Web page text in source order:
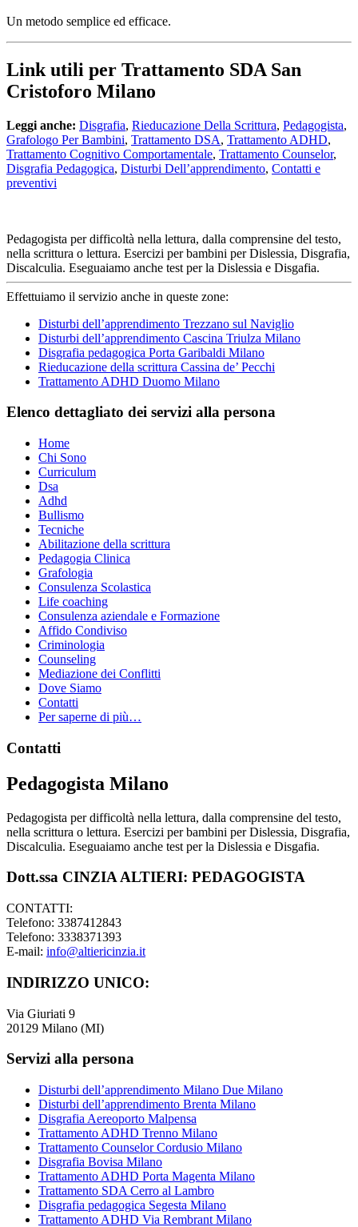
Un metodo semplice ed efficace.
Link utili per Trattamento SDA San
Cristoforo Milano
Leggi anche: Disgrafia, Rieducazione Della Scrittura, Pedagogista,
Grafologo Per Bambini, Trattamento DSA, Trattamento ADHD,
Trattamento Cognitivo Comportamentale, Trattamento Counselor,
Disgrafia Pedagogica, Disturbi Dell’apprendimento, Contatti e
preventivi
Pedagogista per difficoltà nella lettura, dalla comprensine del testo,
nella scrittura o lettura. Esercizi per bambini per Dislessia, Disgrafia,
Discalculia. Eseguaiamo anche test per la Dislessia e Disgafia.
Effettuiamo il servizio anche in queste zone:
Disturbi dell’apprendimento Trezzano sul Naviglio
Disturbi dell’apprendimento Cascina Triulza Milano
Disgrafia pedagogica Porta Garibaldi Milano
Rieducazione della scrittura Cassina de’ Pecchi
Trattamento ADHD Duomo Milano
Elenco dettagliato dei servizi alla persona
Home
Chi Sono
Curriculum
Dsa
Adhd
Bullismo
Tecniche
Abilitazione della scrittura
Pedagogia Clinica
Grafologia
Consulenza Scolastica
Life coaching
Consulenza aziendale e Formazione
Affido Condiviso
Criminologia
Counseling
Mediazione dei Conflitti
Dove Siamo
Contatti
Per saperne di più…
Footer
Contatti
Pedagogista Milano
Pedagogista per difficoltà nella lettura, dalla comprensine del testo,
nella scrittura o lettura. Esercizi per bambini per Dislessia, Disgrafia,
Discalculia. Eseguaiamo anche test per la Dislessia e Disgafia.
Dott.ssa CINZIA ALTIERI: PEDAGOGISTA
CONTATTI:
Telefono: 3387412843
Telefono: 3338371393
E-mail: info@altiericinzia.it
INDIRIZZO UNICO:
Via Giuriati 9
20129 Milano (MI)
Servizi alla persona
Disturbi dell’apprendimento Milano Due Milano
Disturbi dell’apprendimento Brenta Milano
Disgrafia Aereoporto Malpensa
Trattamento ADHD Trenno Milano
Trattamento Counselor Cordusio Milano
Disgrafia Bovisa Milano
Trattamento ADHD Porta Magenta Milano
Trattamento SDA Cerro al Lambro
Disgrafia pedagogica Segesta Milano
Trattamento ADHD Via Rembrant Milano